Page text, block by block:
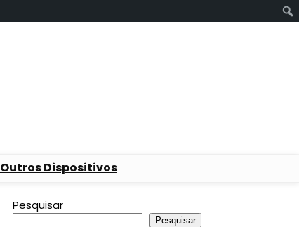
Outros Dispositivos
Pesquisar
Pesquisar